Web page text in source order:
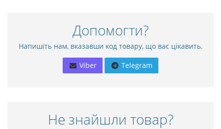
Допомогти?
Напишіть нам, вказавши код товару, що вас цікавить.
Viber Telegram
Не знайшли товар?